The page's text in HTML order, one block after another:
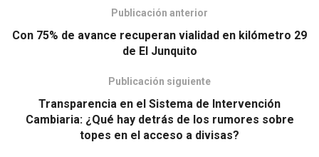
Publicación anterior
Con 75% de avance recuperan vialidad en kilómetro 29
de El Junquito
Publicación siguiente
Transparencia en el Sistema de Intervención
Cambiaria: ¿Qué hay detrás de los rumores sobre
topes en el acceso a divisas?